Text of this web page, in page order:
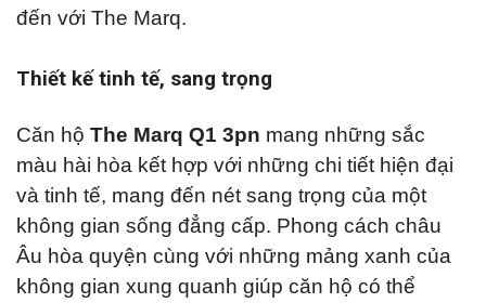
đến với The Marq.
Thiết kế tinh tế, sang trọng
Căn hộ The Marq Q1 3pn mang những sắc
màu hài hòa kết hợp với những chi tiết hiện đại
và tinh tế, mang đến nét sang trọng của một
không gian sống đẳng cấp. Phong cách châu
Âu hòa quyện cùng với những mảng xanh của
không gian xung quanh giúp căn hộ có thể